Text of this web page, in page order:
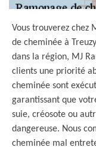
Vous trouverez chez
de cheminée à
dans la région, MJ
clients une priorité
cheminée sont
garantissant que
suie, créosote ou
dangereuse. Nous
cheminée mal